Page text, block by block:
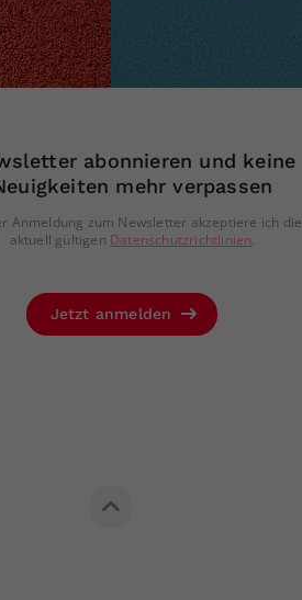
abonnieren und keine
mehr verpassen
Anmeldung zum Newsletter akzeptiere ich die
aktuell gültigen Datenschutzrichtlinien.
Jetzt anmelden